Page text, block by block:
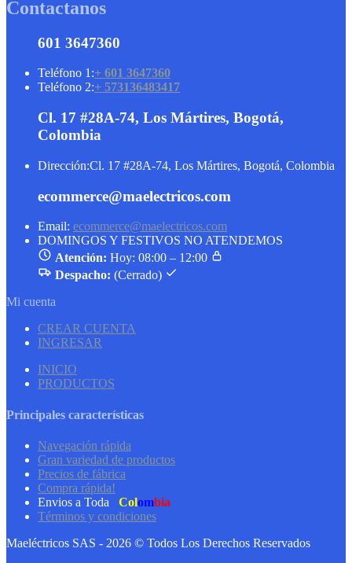
Contactanos
601 3647360
Teléfono 1:+ 601 3647360
Teléfono 2:+ 573136483417
Cl. 17 #28A-74, Los Mártires, Bogotá,
Colombia
Dirección:Cl. 17 #28A-74, Los Mártires, Bogotá, Colombia
ecommerce@maelectricos.com
Email: ecommerce@maelectricos.com
DOMINGOS Y FESTIVOS NO ATENDEMOS
Atención: Hoy: 08:00 – 12:00
Despacho: (Cerrado)
Mi cuenta
CREAR CUENTA
INGRESAR
INICIO
PRODUCTOS
Principales características
Navegación rápida
Gran variedad de productos
Precios de fábrica
Compra rápida!
Envios a Toda
Colombia
Términos y condiciones
Maeléctricos SAS - 2026 © Todos Los Derechos Reservados